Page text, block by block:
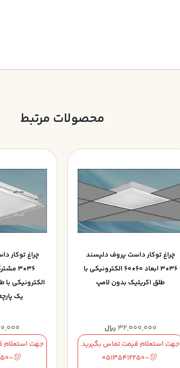
محصولات مرتبط
چراغ توکار داست پروف دلپسند
36*3 ابعاد 60*60 الکترونيکي با
طلق اکريليک بدون لامپ
32,000,000 ریال
جهت استعلام قیمت تماس بگیرید
05135412250-
چراغ توکار
الکترونيکي
يک
جهت استعلام